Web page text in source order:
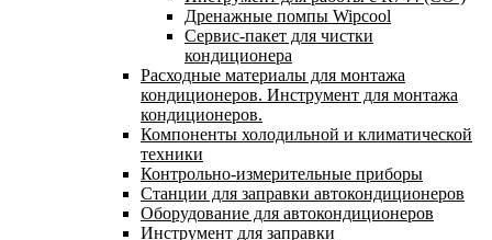
Дренажные помпы Wipcool
Сервис-пакет для чистки
кондиционера
Расходные материалы для монтажа
кондиционеров. Инструмент для монтажа
кондиционеров.
Компоненты холодильной и климатической
техники
Контрольно-измерительные приборы
Станции для заправки автокондиционеров
Оборудование для автокондиционеров
Инструмент для заправки